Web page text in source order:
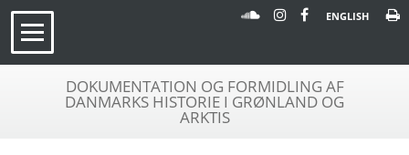
ENGLISH
DOKUMENTATION OG FORMIDLING AF
DANMARKS HISTORIE I GRØNLAND OG
ARKTIS